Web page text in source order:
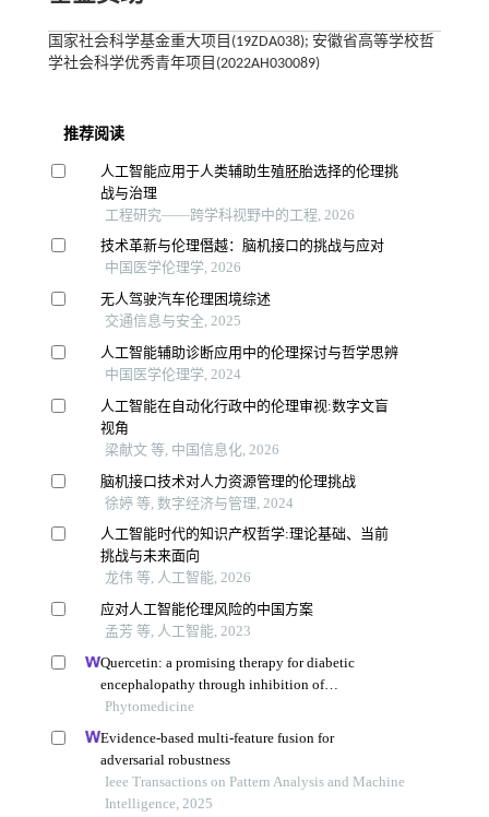
国家社会科学基金重大项目(19ZDA038); 安徽省高等学校哲
学社会科学优秀青年项目(2022AH030089)